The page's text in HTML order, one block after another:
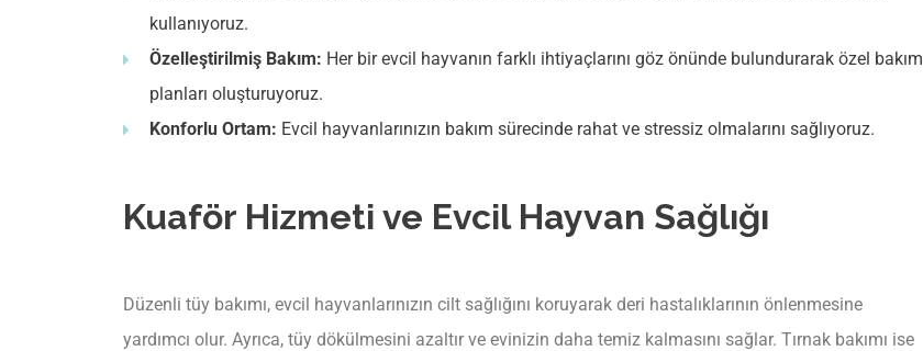
kullanıyoruz.
Özelleştirilmiş Bakım: Her bir evcil hayvanın farklı ihtiyaçlarını göz önünde bulundurarak özel bakım
planları oluşturuyoruz.
Konforlu Ortam: Evcil hayvanlarınızın bakım sürecinde rahat ve stressiz olmalarını sağlıyoruz.
Kuaför Hizmeti ve Evcil Hayvan Sağlığı
Düzenli tüy bakımı, evcil hayvanlarınızın cilt sağlığını koruyarak deri hastalıklarının önlenmesine
yardımcı olur. Ayrıca, tüy dökülmesini azaltır ve evinizin daha temiz kalmasını sağlar. Tırnak bakımı ise